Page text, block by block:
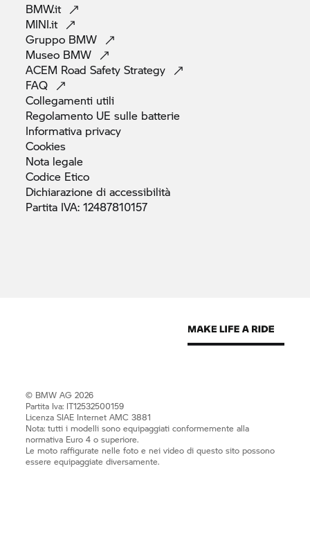
BMW.it
MINI.it
Gruppo BMW
Museo BMW
ACEM Road SafetyStrategy
FAQ
Collegamenti utili
Regolamento UE sulle batterie
Informativa privacy
Cookies
Nota legale
Codice Etico
Dichiarazione diaccessibilità
Partita IVA:12487810157
© BMW AG 2026
Partita Iva: IT12532500159
Licenza SIAE Internet AMC 3881
Nota: tutti i modelli sono equipaggiati conformemente alla
normativa Euro 4 o superiore.
Le moto raffigurate nelle foto e nei video di questo sito possono
essere equipaggiate diversamente.